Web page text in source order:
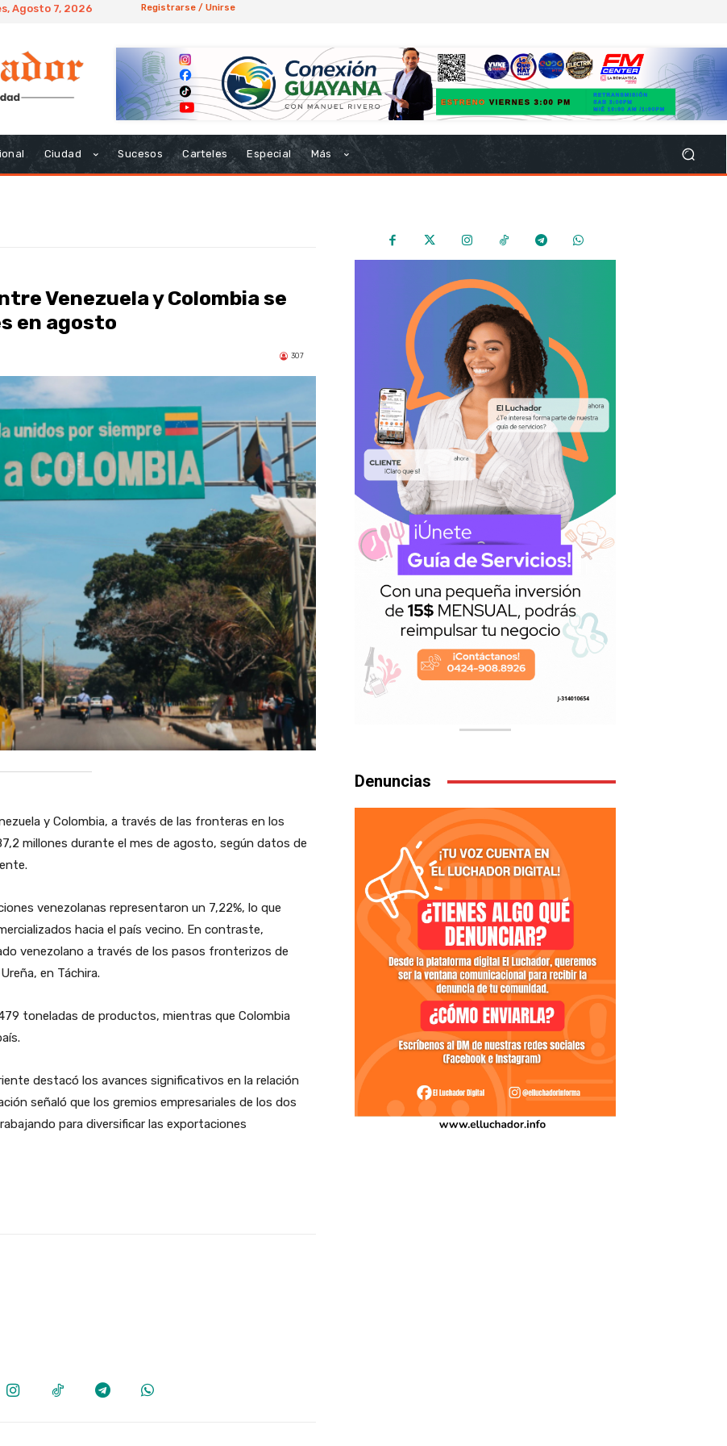
Agosto 7, 2026 Registrarse / Unirse
Ciudad Sucesos Carteles Especial Más
Venezuela y Colombia se
en agosto
307
y Colombia, a través de las fronteras en los
millones durante el mes de agosto, según datos de
venezolanas representaron un 7,22%, lo que
hacia el país vecino. En contraste,
venezolano a través de los pasos fronterizos de
en Táchira.
toneladas de productos, mientras que Colombia
destacó los avances significativos en la relación
señaló que los gremios empresariales de los dos
para diversificar las exportaciones
Denuncias